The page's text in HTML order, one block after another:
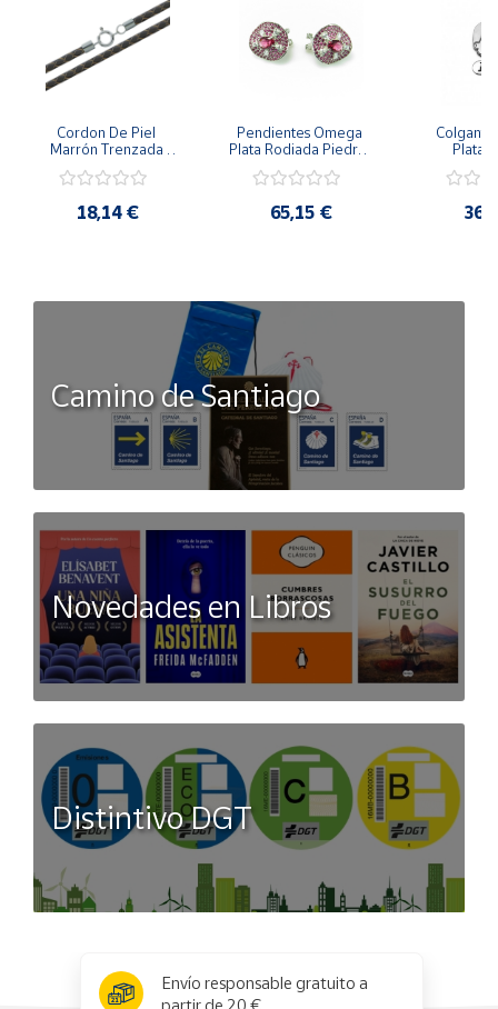
Cordon De Piel
Marrón Trenzada
Plata De 45Cm
18,14 €
Pendientes Omega
Plata Rodiada Piedras
65,15 €
Plata
Camino de Santiago
Novedades en Libros
Distintivo DGT
Envío responsable gratuito a
partir de 20 €